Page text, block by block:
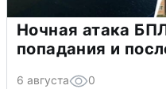
Ночная атака
попадания и
6 августа 0